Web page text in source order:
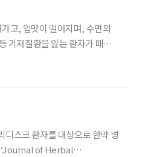
고, 입맛이 떨어지며, 수면의
기저질환을 앓는 환자가 매일
디스크 환자를 대상으로 한약 병
‘Journal of Herbal